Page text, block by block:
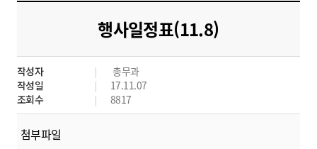
도
시
군
산
행사일정표(11.8)
작성자
총무과
작성일
17.11.07
조회수
8817
첨부파일